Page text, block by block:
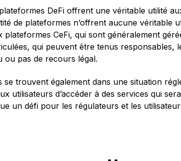
DeFi offrent une véritable utilité
de plateformes n’offrent aucune véritable
plateformes CeFi, qui sont généralement
qui peuvent être tenus responsables,
ou pas de recours légal.
se trouvent également dans une situation
utilisateurs d’accéder à des services qui
un défi pour les régulateurs et les